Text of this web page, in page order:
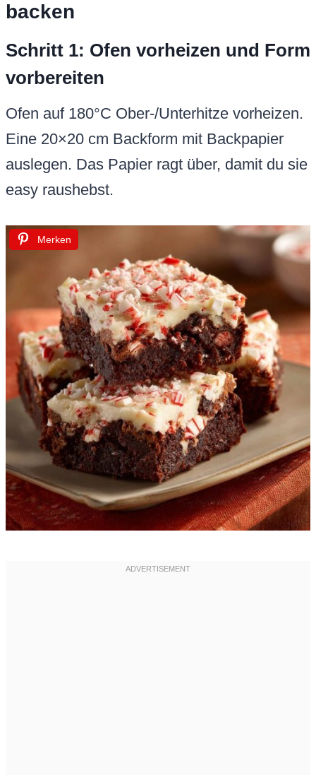
backen
Schritt 1: Ofen vorheizen und Form
vorbereiten
Ofen auf 180°C Ober-/Unterhitze vorheizen.
Eine 20×20 cm Backform mit Backpapier
auslegen. Das Papier ragt über, damit du sie
easy raushebst.
Merken